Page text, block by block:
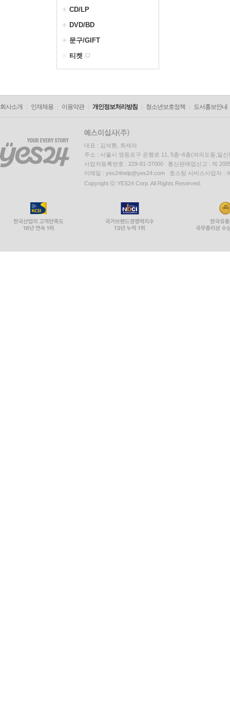
CD/LP
DVD/BD
문구/GIFT
티켓
회사소개 인재채용 이용약관 개인정보처리방침 청소년보호정책 도서홍보안내
대표 : 김석환, 최세라
주소 : 서울시 영등포구 은행로 11, 5층~6층(여의도동,일신
사업자등록번호 : 229-81-37000 통신판매업신고 : 제
이메일 : yes24help@yes24.com 호스팅 서비스사업자 :
Copyright ⓒ YES24 Corp. All Rights Reserved.